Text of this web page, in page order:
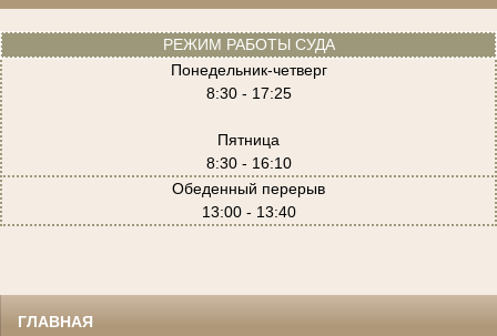
РЕЖИМ РАБОТЫ СУДА
Понедельник-четверг
8:30 - 17:25
Пятница
8:30 - 16:10
Обеденный перерыв
13:00 - 13:40
ГЛАВНАЯ